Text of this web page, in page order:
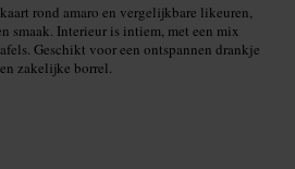
rond amaro en vergelijkbare likeuren,
smaak. Interieur is intiem, met een mix
Geschikt voor een ontspannen drankje
zakelijke borrel.